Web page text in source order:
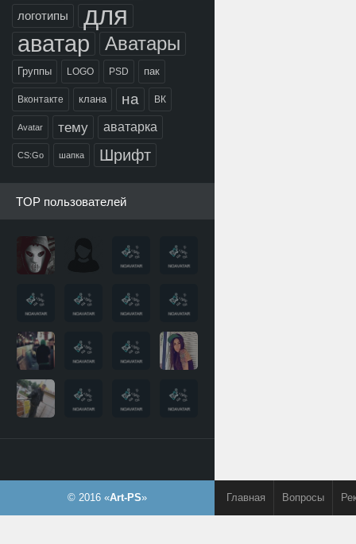
логотипы для
аватар Аватары
Группы LOGO PSD пак
Вконтакте клана на ВК
Avatar тему аватарка
CS:Go шапка Шрифт
TOP пользователей
© 2016 «Art-PS» Главная Вопросы